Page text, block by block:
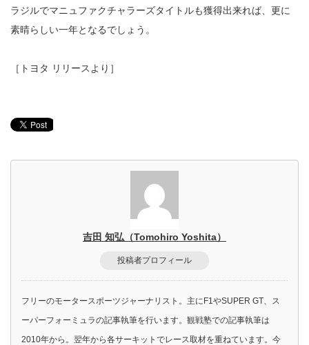
ラジルでマニュファクチャラーズタイトルも獲得出来れば、更に
素晴らしい一年となるでしょう。
［トヨタ リリースより］
吉田 知弘（Tomohiro Yoshita）
投稿者プロフィール
フリーのモータースポーツジャーナリスト。主にF1やSUPER GT、ス
ーパーフォーミュラの記事執筆を行います。観戦塾での記事執筆は
2010年から。翌年から各サーキットでレース取材を重ねています。今